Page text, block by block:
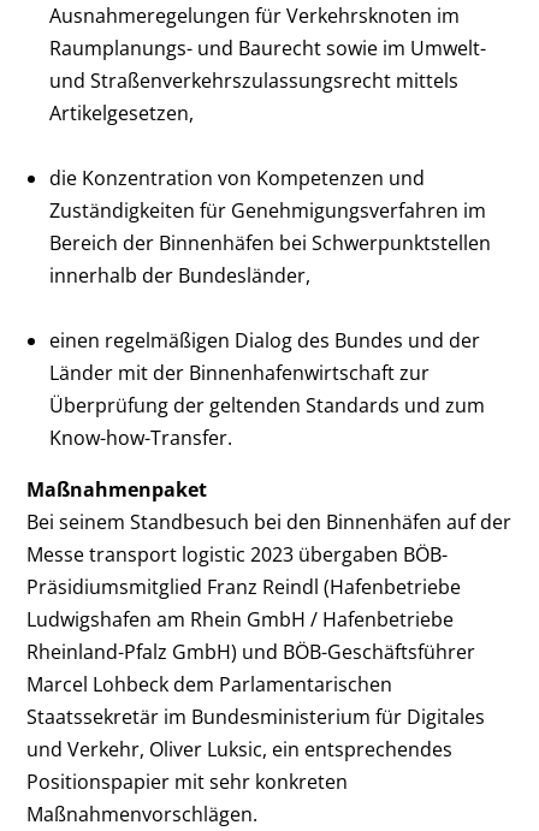
Ausnahmeregelungen für Verkehrsknoten im
Raumplanungs- und Baurecht sowie im Umwelt-
und Straßenverkehrszulassungsrecht mittels
Artikelgesetzen,
die Konzentration von Kompetenzen und
Zuständigkeiten für Genehmigungsverfahren im
Bereich der Binnenhäfen bei Schwerpunktstellen
innerhalb der Bundesländer,
einen regelmäßigen Dialog des Bundes und der
Länder mit der Binnenhafenwirtschaft zur
Überprüfung der geltenden Standards und zum
Know-how-Transfer.
Maßnahmenpaket
Bei seinem Standbesuch bei den Binnenhäfen auf der
Messe transport logistic 2023 übergaben BÖB-
Präsidiumsmitglied Franz Reindl (Hafenbetriebe
Ludwigshafen am Rhein GmbH / Hafenbetriebe
Rheinland-Pfalz GmbH) und BÖB-Geschäftsführer
Marcel Lohbeck dem Parlamentarischen
Staatssekretär im Bundesministerium für Digitales
und Verkehr, Oliver Luksic, ein entsprechendes
Positionspapier mit sehr konkreten
Maßnahmenvorschlägen.